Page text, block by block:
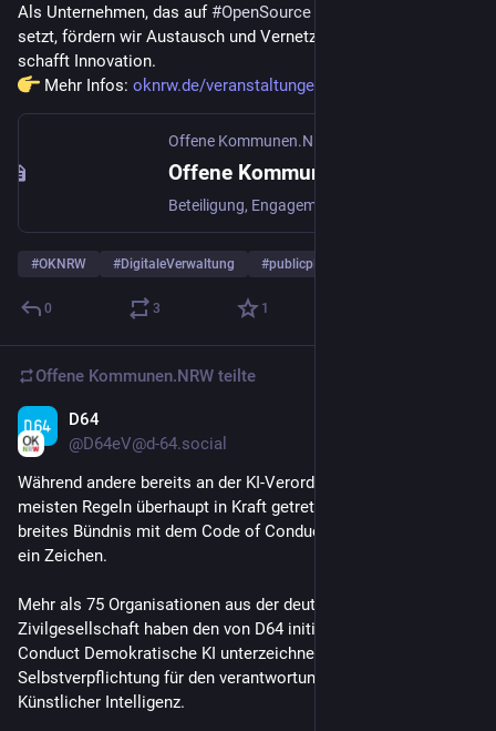
Als Unternehmen, das auf #OpenSource
setzt, fördern wir Austausch und Vernetzung – denn Offenheit
schafft Innovation.
Mehr Infos: oknrw.de/veranstaltungen/offen
Offene Kommunen.NRW
#OKNRW #DigitaleVerwaltung #publicplan
0 3 1
Offene Kommunen.NRW teilte
D64
@D64eV@d-64.social
Während andere bereits an der KI-Verordnung sägen, bevor die
meisten Regeln überhaupt in Kraft getreten sind, setzt ein
breites Bündnis mit dem Code of Conduct Demokratische KI
ein Zeichen.
Mehr als 75 Organisationen aus der deutschen
Zivilgesellschaft haben den von D64 initiierten Code of
Conduct Demokratische KI unterzeichnet, eine gemeinsame
Selbstverpflichtung für den verantwortungsvollen Einsatz von
Künstlicher Intelligenz.